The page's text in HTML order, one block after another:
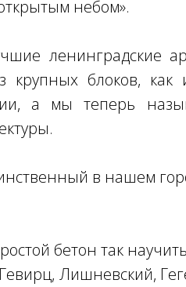
небом».
ленинградские
крупных блоков, как
а мы теперь
в нашем
бетон так
Лишневский,